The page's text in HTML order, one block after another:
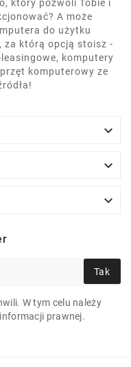
który pozwoli Tobie i
A może
do użytku
za którą opcją stoisz -
komputery
komputerowy ze



Tak
W tym celu należy
prawnej.